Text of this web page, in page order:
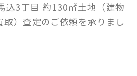
込3丁目 約130㎡土地（建物
取）査定のご依頼を承りまし